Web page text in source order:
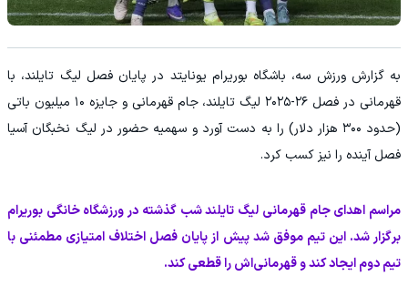
به گزارش ورزش سه، باشگاه بوریرام یونایتد در پایان فصل لیگ تایلند، با
قهرمانی در فصل ۲۶-۲۰۲۵ لیگ تایلند، جام قهرمانی و جایزه ۱۰ میلیون باتی
(حدود ۳۰۰ هزار دلار) را به دست آورد و سهمیه حضور در لیگ نخبگان آسیا
فصل آینده را نیز کسب کرد.
مراسم اهدای جام قهرمانی لیگ تایلند شب گذشته در ورزشگاه خانگی بوریرام
برگزار شد. این تیم موفق شد پیش از پایان فصل اختلاف امتیازی مطمئنی با
تیم دوم ایجاد کند و قهرمانی‌اش را قطعی کند.